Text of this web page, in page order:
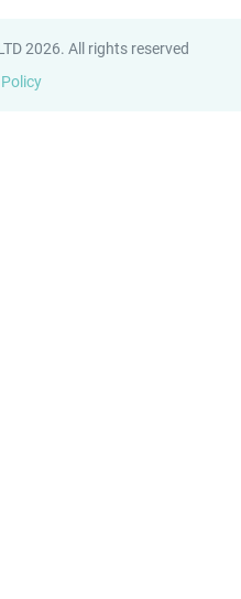
2026. All rights reserved